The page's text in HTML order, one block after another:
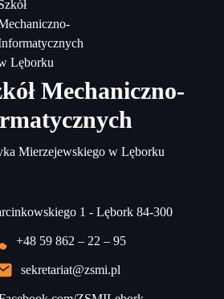
Mechaniczno-
Mierzejewskiego w Lęborku
1 - Lębork 84-300
+48 59 862 – 22 – 95
sekretariat@zsmi.pl